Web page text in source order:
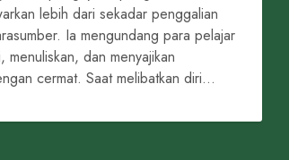
lebih dari sekadar penggalian
Ia mengundang para pelajar
menuliskan, dan menyajikan
cermat. Saat melibatkan diri...